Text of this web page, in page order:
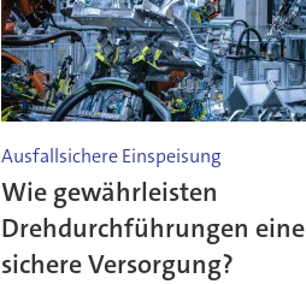
Ausfallsichere Einspeisung
Wie gewährleisten
Drehdurchführungen eine
sichere Versorgung?